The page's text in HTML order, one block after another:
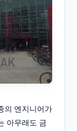
의 엔지니어가
아무래도 금